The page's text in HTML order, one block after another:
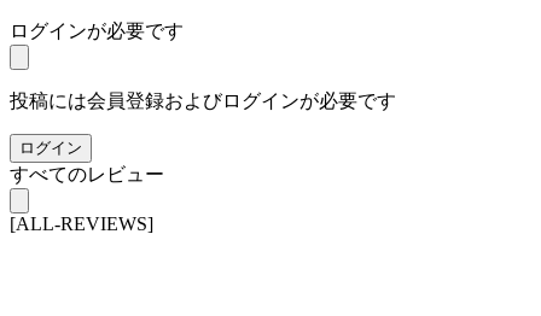
ログインが必要です
投稿には会員登録およびログインが必要です
ログイン
すべてのレビュー
[ALL-REVIEWS]